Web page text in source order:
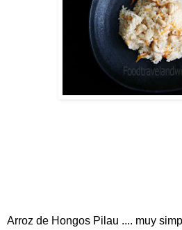
Arroz de Hongos Pilau .... muy